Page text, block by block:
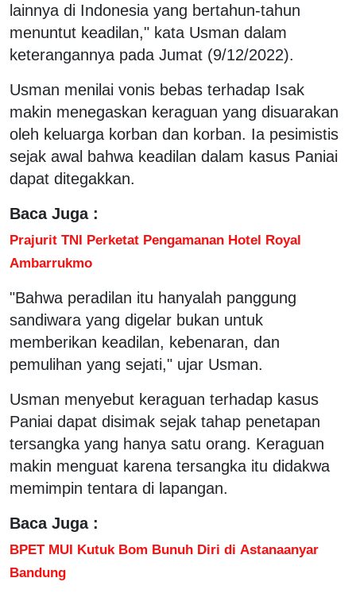
lainnya di Indonesia yang bertahun-tahun
menuntut keadilan," kata Usman dalam
keterangannya pada Jumat (9/12/2022).
Usman menilai vonis bebas terhadap Isak
makin menegaskan keraguan yang disuarakan
oleh keluarga korban dan korban. Ia pesimistis
sejak awal bahwa keadilan dalam kasus Paniai
dapat ditegakkan.
Baca Juga :
Prajurit TNI Perketat Pengamanan Hotel Royal
Ambarrukmo
"Bahwa peradilan itu hanyalah panggung
sandiwara yang digelar bukan untuk
memberikan keadilan, kebenaran, dan
pemulihan yang sejati," ujar Usman.
Usman menyebut keraguan terhadap kasus
Paniai dapat disimak sejak tahap penetapan
tersangka yang hanya satu orang. Keraguan
makin menguat karena tersangka itu didakwa
memimpin tentara di lapangan.
Baca Juga :
BPET MUI Kutuk Bom Bunuh Diri di Astanaanyar
Bandung